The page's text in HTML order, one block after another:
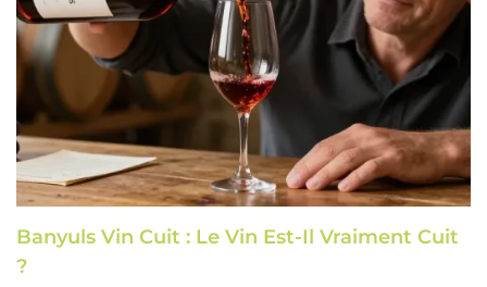
Banyuls Vin Cuit : Le Vin Est-Il Vraiment Cuit
?